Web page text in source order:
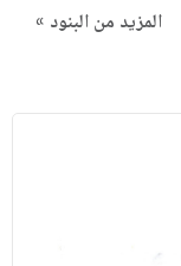
المزيد من البنود »